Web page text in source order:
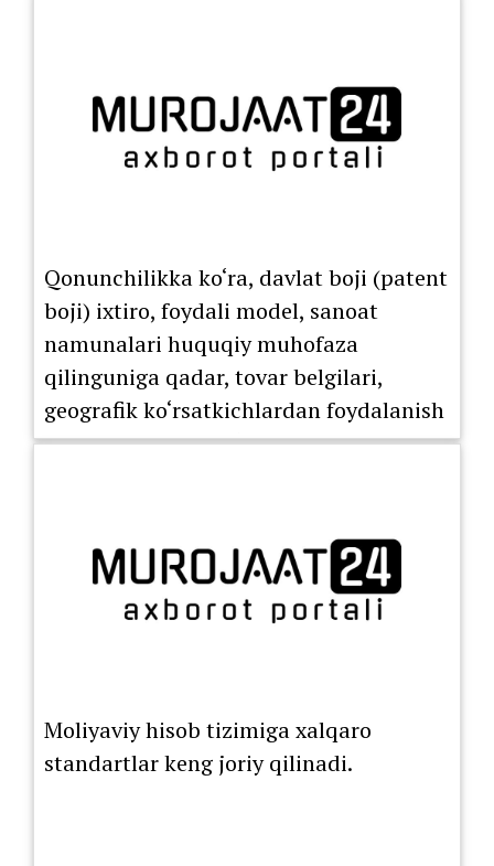
Qonunchilikka ko‘ra, davlat boji (patent
boji) ixtiro, foydali model, sanoat
namunalari huquqiy muhofaza
qilinguniga qadar, tovar belgilari,
geografik ko‘rsatkichlardan foydalanish
huquqini berish bo‘yicha litsenziya
Moliyaviy hisob tizimiga xalqaro
standartlar keng joriy qilinadi.